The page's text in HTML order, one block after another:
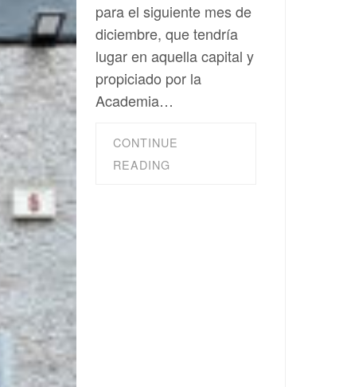
para el siguiente mes de
diciembre, que tendría
lugar en aquella capital y
propiciado por la
Academia…
CONTINUE
READING